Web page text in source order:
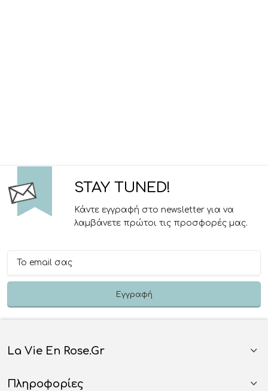
STAY TUNED!
Κάντε εγγραφή στο newsletter για να
λαμβάνετε πρώτοι τις προσφορές μας.
La Vie En Rose.gr
Πληροφορίες